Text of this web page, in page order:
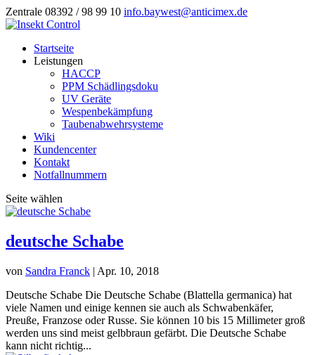
Zentrale 08392 / 98 99 10 info.baywest@anticimex.de
Startseite
Leistungen
HACCP
PPM Schädlingsdoku
UV Geräte
Wespenbekämpfung
Taubenabwehrsysteme
Wiki
Kundencenter
Kontakt
Notfallnummern
Seite wählen
deutsche Schabe
von Sandra Franck | Apr. 10, 2018
Deutsche Schabe Die Deutsche Schabe (Blattella germanica) hat
viele Namen und einige kennen sie auch als Schwabenkäfer,
Preuße, Franzose oder Russe. Sie können 10 bis 15 Millimeter groß
werden uns sind meist gelbbraun gefärbt. Die Deutsche Schabe
kann nicht richtig...